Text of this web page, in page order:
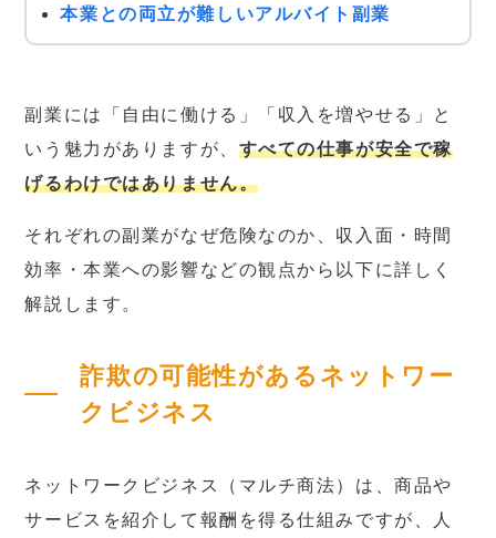
本業との両立が難しいアルバイト副業
副業には「自由に働ける」「収入を増やせる」と
いう魅力がありますが、 すべての仕事が安全で稼
げるわけではありません。
それぞれの副業がなぜ危険なのか、収入面・時間
効率・本業への影響などの観点から以下に詳しく
解説します。
詐欺の可能性があるネットワー
クビジネス
ネットワークビジネス（マルチ商法）は、商品や
サービスを紹介して報酬を得る仕組みですが、人